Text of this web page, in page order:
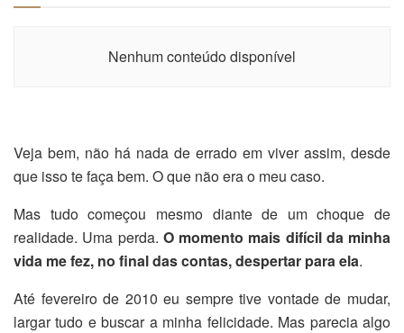
Nenhum conteúdo disponível
Veja bem, não há nada de errado em viver assim, desde
que isso te faça bem. O que não era o meu caso.
Mas tudo começou mesmo diante de um choque de
realidade. Uma perda. O momento mais difícil da minha
vida me fez, no final das contas, despertar para ela.
Até fevereiro de 2010 eu sempre tive vontade de mudar,
largar tudo e buscar a minha felicidade. Mas parecia algo